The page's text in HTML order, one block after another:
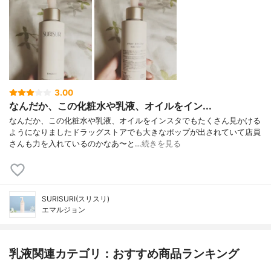
3.00
なんだか、この化粧水や乳液、オイルをイン...
なんだか、この化粧水や乳液、オイルをインスタでもたくさん見かける
ようになりましたドラッグストアでも大きなポップが出されていて店員
さんも力を入れているのかなあ〜と…続きを見る
SURISURI(スリスリ)
エマルジョン
乳液関連カテゴリ：おすすめ商品ランキング